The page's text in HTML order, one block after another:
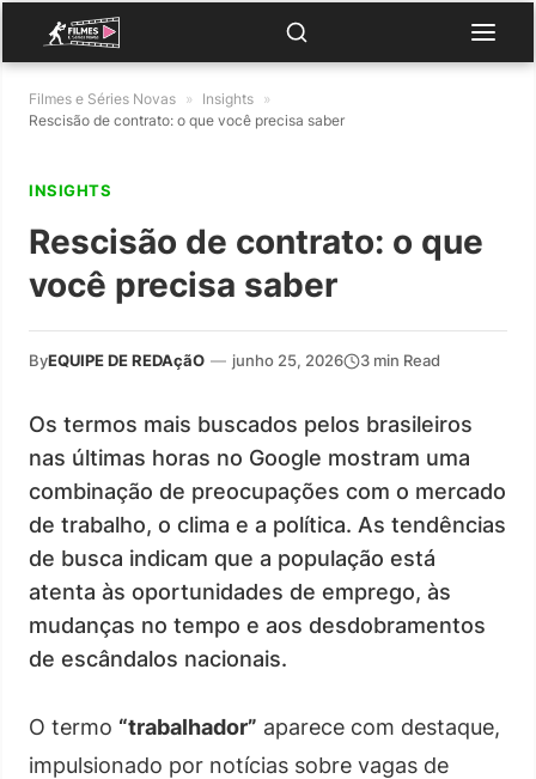
Filmes e Séries Novas » Insights »
Rescisão de contrato: o que você precisa saber
INSIGHTS
Rescisão de contrato: o que
você precisa saber
ByEQUIPE DE REDAçãO — junho 25, 2026 3 min Read
Os termos mais buscados pelos brasileiros
nas últimas horas no Google mostram uma
combinação de preocupações com o mercado
de trabalho, o clima e a política. As tendências
de busca indicam que a população está
atenta às oportunidades de emprego, às
mudanças no tempo e aos desdobramentos
de escândalos nacionais.
O termo “trabalhador” aparece com destaque,
impulsionado por notícias sobre vagas de